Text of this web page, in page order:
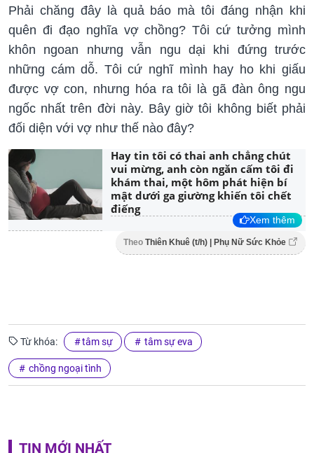
Phải chăng đây là quả báo mà tôi đáng nhận khi
quên đi đạo nghĩa vợ chồng? Tôi cứ tưởng mình
khôn ngoan nhưng vẫn ngu dại khi đứng trước
những cám dỗ. Tôi cứ nghĩ mình hay ho khi giấu
được vợ con, nhưng hóa ra tôi là gã đàn ông ngu
ngốc nhất trên đời này. Bây giờ tôi không biết phải
đối diện với vợ như thế nào đây?
Hay tin tôi có thai anh chẳng chút
vui mừng, anh còn ngăn cấm tôi đi
khám thai, một hôm phát hiện bí
mật dưới ga giường khiến tôi chết
điếng
Xem thêm
Theo Thiên Khuê (t/h) | Phụ Nữ Sức Khỏe
Từ khóa: tâm sự tâm sự eva
chồng ngoại tình
TIN MỚI NHẤT